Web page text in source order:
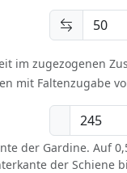
im zugezogenen
mit Faltenzugabe
der Gardine. Auf
der Schiene